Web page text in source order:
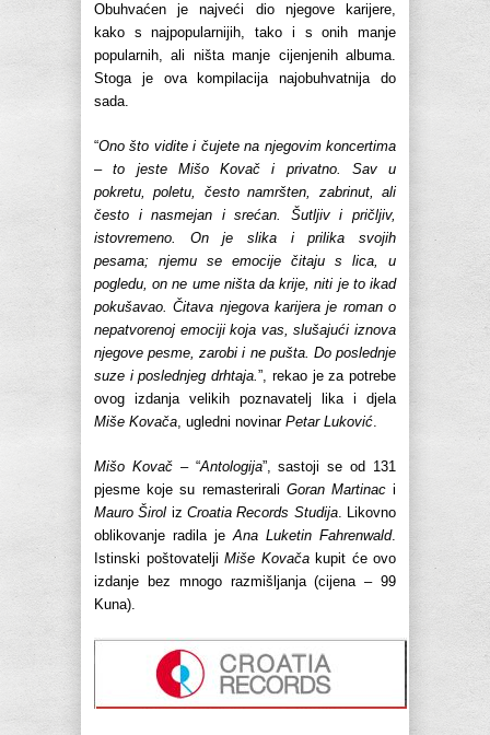
Obuhvaćen je najveći dio njegove karijere,
kako s najpopularnijih, tako i s onih manje
popularnih, ali ništa manje cijenjenih albuma.
Stoga je ova kompilacija najobuhvatnija do
sada.
“Ono što vidite i čujete na njegovim koncertima
– to jeste Mišo Kovač i privatno. Sav u
pokretu, poletu, često namršten, zabrinut, ali
često i nasmejan i srećan. Šutljiv i pričljiv,
istovremeno. On je slika i prilika svojih
pesama; njemu se emocije čitaju s lica, u
pogledu, on ne ume ništa da krije, niti je to ikad
pokušavao. Čitava njegova karijera je roman o
nepatvorenoj emociji koja vas, slušajući iznova
njegove pesme, zarobi i ne pušta. Do poslednje
suze i poslednjeg drhtaja.”, rekao je za potrebe
ovog izdanja velikih poznavatelj lika i djela
Miše Kovača, ugledni novinar Petar Luković.
Mišo Kovač– “Antologija”, sastoji se od 131
pjesme koje su remasterirali Goran Martinaci
Mauro Širol izCroatia Records Studija. Likovno
oblikovanje radila jeAna Luketin Fahrenwald.
Istinski poštovatelji Miše Kovačakupit će ovo
izdanje bez mnogo razmišljanja (cijena – 99
Kuna).